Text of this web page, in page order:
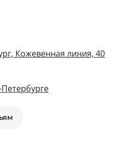
Кожевенная линия, 40